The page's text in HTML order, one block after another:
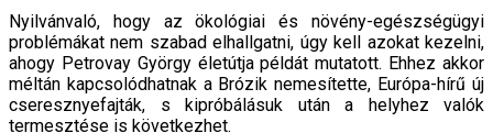
Nyilvánvaló, hogy az ökológiai és növény-egészségügyi
problémákat nem szabad elhallgatni, úgy kell azokat kezelni,
ahogy Petrovay György életútja példát mutatott. Ehhez akkor
méltán kapcsolódhatnak a Brózik nemesítette, Európa-hírű új
cseresznyefajták, s kipróbálásuk után a helyhez valók
termesztése is következhet.